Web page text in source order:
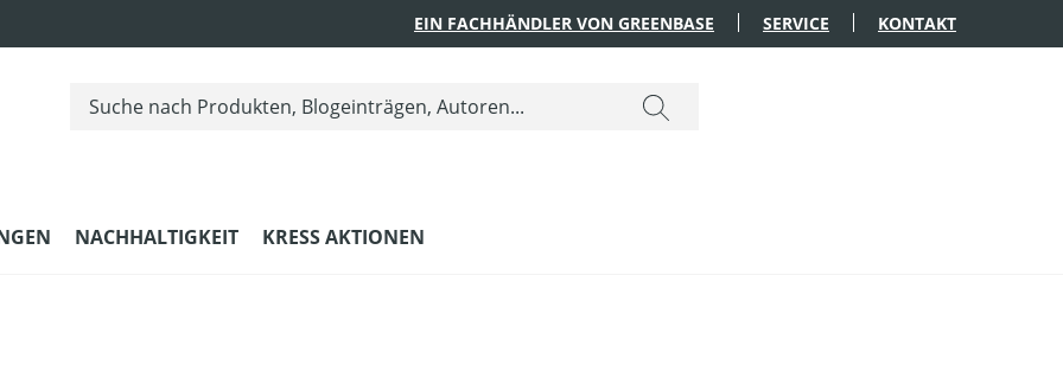
EIN FACHHÄNDLER VON GREENBASE SERVICE KONTAKT
NACHHALTIGKEIT KRESS AKTIONEN